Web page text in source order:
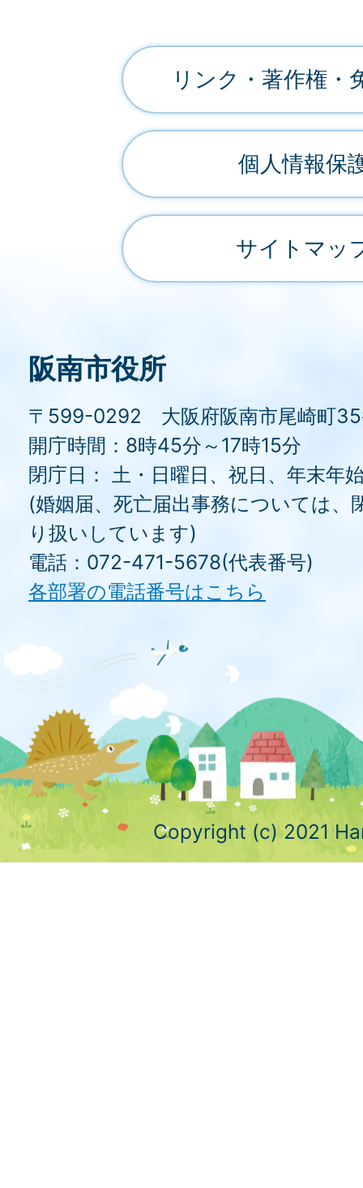
リンク・著作権・
個人情報保
サイトマッ
阪南市役所
〒599-0292 大阪府阪南市尾崎町35
開庁時間：8時45分～17時15分
閉庁日： 土・日曜日、祝日、年末年
(婚姻届、死亡届出事務については、
り扱いしています)
電話：072-471-5678(代表番号)
各部署の電話番号はこちら
Copyright (c) 2021